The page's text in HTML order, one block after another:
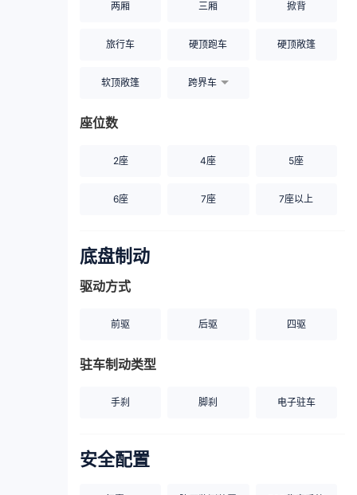
两厢 三厢 掀背
旅行车 硬顶跑车 硬顶敞篷
软顶敞篷 跨界车
座位数
2座 4座 5座
6座 7座 7座以上
底盘制动
驱动方式
前驱 后驱 四驱
驻车制动类型
手刹 脚刹 电子驻车
安全配置